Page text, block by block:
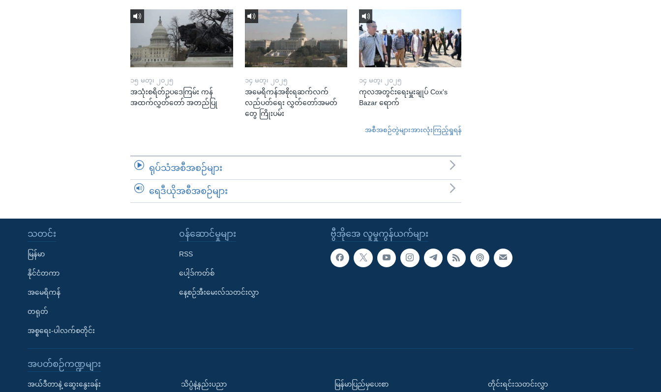
၁၅ မတ္၊ ၂၀၂၅
အသုံးစရိတ်ဥပဒေကြမ်း ကန်
အထက်လွှတ်တော် အတည်ပြု
၁၄ မတ္၊ ၂၀၂၅
အမေရိကန်အစိုးရဆက်လက်
လည်ပတ်ရေး လွှတ်တော်အမတ်
တွေ ကြိုးပမ်း
၁၄ မတ္၊ ၂၀၂၅
ကုလအတွင်းရေးမှူးချုပ် Cox's
Bazar ရောက်
အစီအစဉ်တွဲများအားလုံးကြည့်ရှုရန်
ရုပ်သံအစီအစဉ်များ
ရေဒီယိုအစီအစဉ်များ
ဗွီအိုအေ လူမှုကွန်ယက်များ
သတင်း
မြန်မာ
နိုင်ငံတကာ
အမေရိကန်
တရုတ်
အစ္စရေး-ပါလက်စတိုင်း
၀န်ဆောင်မှုများ
RSS
ပေါ့ဒ်ကတ်စ်
နေ့စဉ်အီးမေးလ်သတင်းလွှာ
အပတ်စဉ်ကဏ္ဍများ
အယ်ဒီတာနဲ့ ဆွေးနွေးခန်း သိပ္ပံနဲ့နည်းပညာ မြန်မာပြည်မှပေးစာ တိုင်းရင်းသတင်းလွှာ